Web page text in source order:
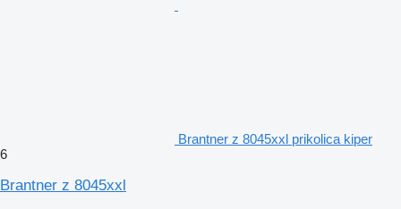
Brantner z 8045xxl prikolica kiper
6
Brantner z 8045xxl